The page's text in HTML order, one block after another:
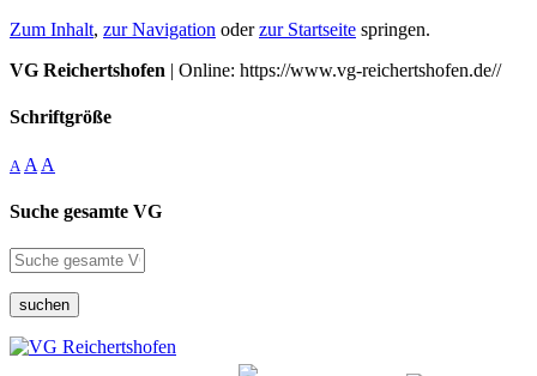
Zum Inhalt, zur Navigation oderzur Startseite springen.
VG Reichertshofen | Online: https://www.vg-reichertshofen.de//
Schriftgröße
A A A
Suche gesamte VG
suchen